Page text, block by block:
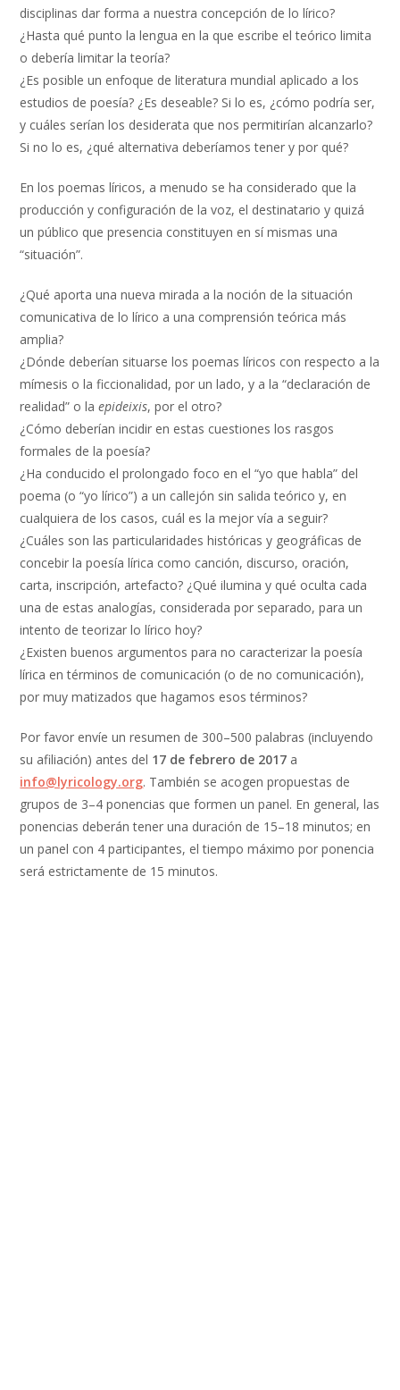
disciplinas dar forma a nuestra concepción de lo lírico?
¿Hasta qué punto la lengua en la que escribe el teórico limita
o debería limitar la teoría?
¿Es posible un enfoque de literatura mundial aplicado a los
estudios de poesía? ¿Es deseable? Si lo es, ¿cómo podría ser,
y cuáles serían los desiderata que nos permitirían alcanzarlo?
Si no lo es, ¿qué alternativa deberíamos tener y por qué?
En los poemas líricos, a menudo se ha considerado que la
producción y configuración de la voz, el destinatario y quizá
un público que presencia constituyen en sí mismas una
“situación”.
¿Qué aporta una nueva mirada a la noción de la situación
comunicativa de lo lírico a una comprensión teórica más
amplia?
¿Dónde deberían situarse los poemas líricos con respecto a la
mímesis o la ficcionalidad, por un lado, y a la “declaración de
realidad” o laepideixis, por el otro?
¿Cómo deberían incidir en estas cuestiones los rasgos
formales de la poesía?
¿Ha conducido el prolongado foco en el “yo que habla” del
poema (o “yo lírico”) a un callejón sin salida teórico y, en
cualquiera de los casos, cuál es la mejor vía a seguir?
¿Cuáles son las particularidades históricas y geográficas de
concebir la poesía lírica como canción, discurso, oración,
carta, inscripción, artefacto? ¿Qué ilumina y qué oculta cada
una de estas analogías, considerada por separado, para un
intento de teorizar lo lírico hoy?
¿Existen buenos argumentos para no caracterizar la poesía
lírica en términos de comunicación (o de no comunicación),
por muy matizados que hagamos esos términos?
Por favor envíe un resumen de 300–500 palabras (incluyendo
su afiliación) antes del 17 de febrero de 2017 a
info@lyricology.org. También se acogen propuestas de
grupos de 3–4 ponencias que formen un panel. En general, las
ponencias deberán tener una duración de 15–18 minutos; en
un panel con 4 participantes, el tiempo máximo por ponencia
será estrictamente de 15 minutos.